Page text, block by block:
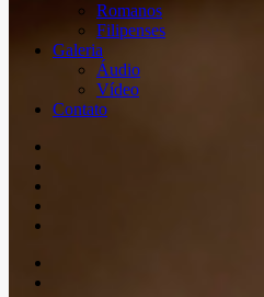
Romanos
Filipenses
Galeria
Áudio
Vídeo
Contato